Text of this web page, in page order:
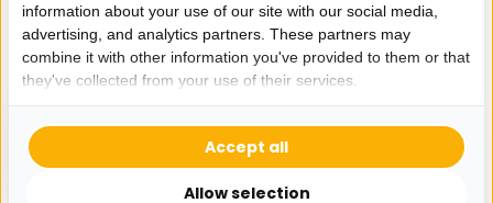
Ontvang de nieuwste aanbiedingen en promoties. We zullen
je niet spammen, beloofd.
* Lees hier de wettelijke beperkingen
information about your use of our site with our social media,
advertising, and analytics partners. These partners may
combine it with other information you've provided to them or that
they've collected from your use of their services.
Allow selection
Accept all